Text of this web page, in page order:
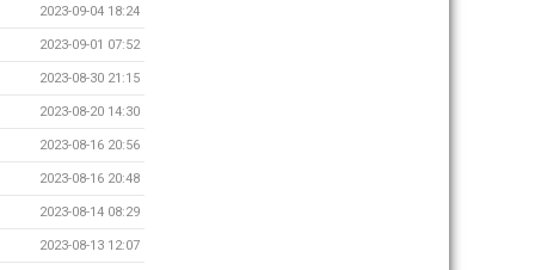
2023-09-04 18:24
2023-09-01 07:52
2023-08-30 21:15
2023-08-20 14:30
2023-08-16 20:56
2023-08-16 20:48
2023-08-14 08:29
2023-08-13 12:07